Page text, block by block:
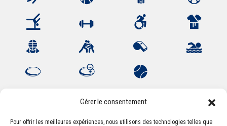
Gérer le consentement
Pour offrir les meilleures expériences, nous utilisons des technologies telles que